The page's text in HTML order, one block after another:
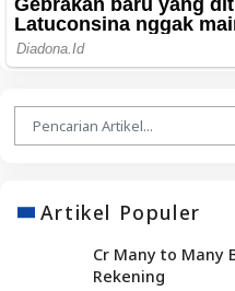
Artikel Populer
Cr Many to Many
Rekening